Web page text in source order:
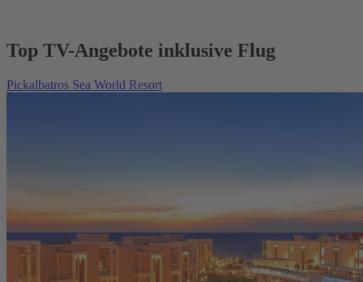
Top TV-Angebote inklusive Flug
Pickalbatros Sea World Resort